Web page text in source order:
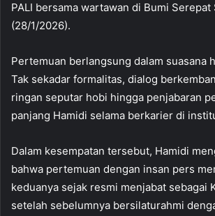
PALI bersama wartawan di Bumi Serepat
(28/1/2026).
Pertemuan berlangsung dalam suasana
Tak sekadar formalitas, dialog
ringan seputar hobi hingga penjabaran
panjang Hamidi selama berkarier di
Dalam kesempatan tersebut, Hamidi
bahwa pertemuan dengan insan pers
keduanya sejak resmi menjabat sebagai
setelah sebelumnya bersilaturahmi